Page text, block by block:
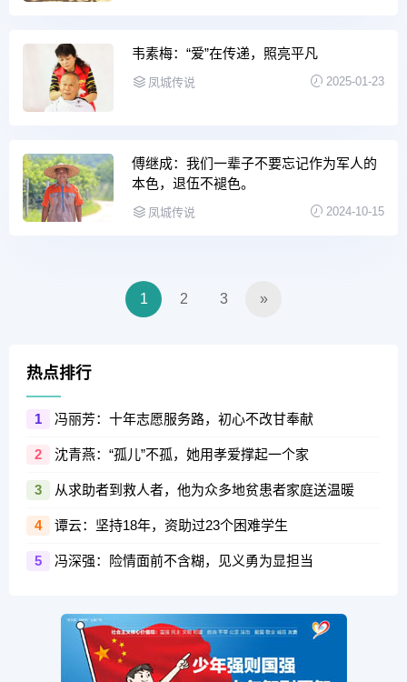
韦素梅：“爱”在传递，照亮平凡
凤城传说 2025-01-23
傅继成：我们一辈子不要忘记作为军人的
本色，退伍不褪色。
凤城传说 2024-10-15
1 2 3 »
热点排行
1 冯丽芳：十年志愿服务路，初心不改甘奉献
2 沈青燕：“孤儿”不孤，她用孝爱撑起一个家
3 从求助者到救人者，他为众多地贫患者家庭送温暖
4 谭云：坚持18年，资助过23个困难学生
5 冯深强：险情面前不含糊，见义勇为显担当